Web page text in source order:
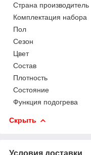
Страна производитель
Комплектация набора
Пол
Сезон
Цвет
Состав
Плотность
Состояние
Функция подогрева
Скрыть
Условия доставки